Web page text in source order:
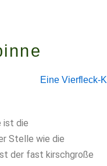
ist die
Stelle wie die
der fast kirschgroße